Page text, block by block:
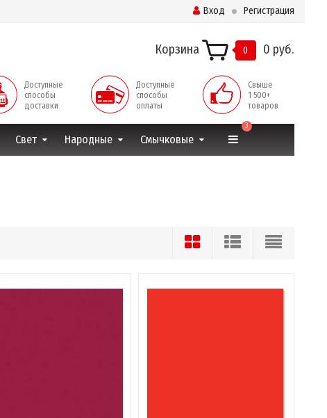
Вход Регистрация
Корзина 0 0 руб.
Доступные
способы
доставки
Доступные
способы
оплаты
Свыше
1 500+
товаров
Свет Народные Смычковые
3